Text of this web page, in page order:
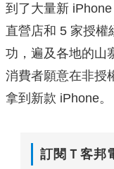
到了大量新
直營店和 5 家授權
功，遍及各地的山
消費者願意在非授
拿到新款 iPhone。
訂閱Ｔ客邦